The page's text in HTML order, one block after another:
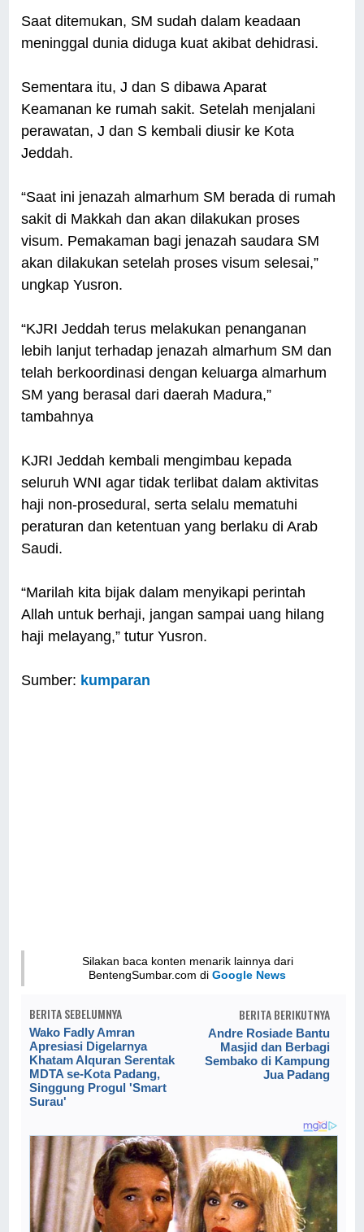
Saat ditemukan, SM sudah dalam keadaan
meninggal dunia diduga kuat akibat dehidrasi.
Sementara itu, J dan S dibawa Aparat
Keamanan ke rumah sakit. Setelah menjalani
perawatan, J dan S kembali diusir ke Kota
Jeddah.
“Saat ini jenazah almarhum SM berada di rumah
sakit di Makkah dan akan dilakukan proses
visum. Pemakaman bagi jenazah saudara SM
akan dilakukan setelah proses visum selesai,”
ungkap Yusron.
“KJRI Jeddah terus melakukan penanganan
lebih lanjut terhadap jenazah almarhum SM dan
telah berkoordinasi dengan keluarga almarhum
SM yang berasal dari daerah Madura,”
tambahnya
KJRI Jeddah kembali mengimbau kepada
seluruh WNI agar tidak terlibat dalam aktivitas
haji non-prosedural, serta selalu mematuhi
peraturan dan ketentuan yang berlaku di Arab
Saudi.
“Marilah kita bijak dalam menyikapi perintah
Allah untuk berhaji, jangan sampai uang hilang
haji melayang,” tutur Yusron.
Sumber: kumparan
Silakan baca konten menarik lainnya dari
BentengSumbar.com diGoogle News
BERITA SEBELUMNYA
Wako Fadly Amran
Apresiasi Digelarnya
Khatam Alquran Serentak
MDTA se-Kota Padang,
Singgung Progul 'Smart
Surau'
BERITA BERIKUTNYA
Andre Rosiade Bantu
Masjid dan Berbagi
Sembako di Kampung
Jua Padang